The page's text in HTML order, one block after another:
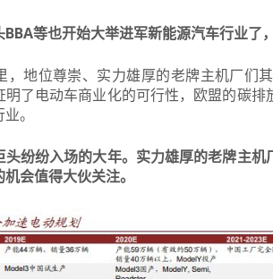
等也开始大举进军新能源汽车行业了
，地位尊崇、实力雄厚的老牌主机厂们
明了电动车商业化的可行性，欧盟的碳
。
纷纷入场的大年。 实力雄厚的老牌主机
会值得大伙关注。